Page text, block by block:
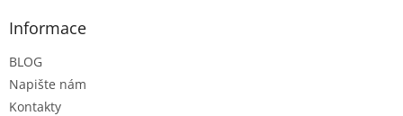
Informace
BLOG
Napište nám
Kontakty